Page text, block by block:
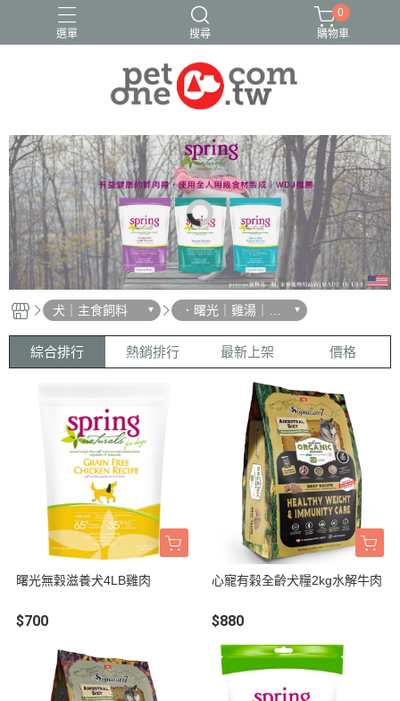
選單 搜尋
0
購物車
犬｜主食飼料
．曙光｜雞湯｜心
寵
綜合排行 熱銷排行 最新上架 價格
曙光無穀滋養犬4LB雞肉
$700
心寵有榖全齡犬糧2kg水解牛肉
$880